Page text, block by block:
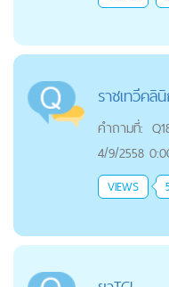
ราชเทวีคลิ
คำถามที่:
4/9/2558
VIEWS